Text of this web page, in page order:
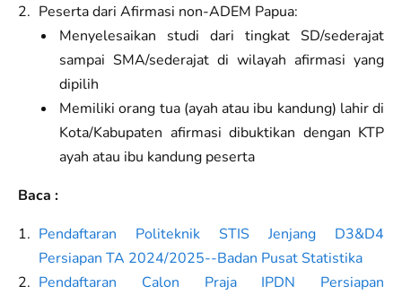
Peserta dari Afirmasi non-ADEM Papua:
Menyelesaikan studi dari tingkat SD/sederajat
sampai SMA/sederajat di wilayah afirmasi yang
dipilih
Memiliki orang tua (ayah atau ibu kandung) lahir di
Kota/Kabupaten afirmasi dibuktikan dengan KTP
ayah atau ibu kandung peserta
Baca :
Pendaftaran Politeknik STIS Jenjang D3&D4
Persiapan TA 2024/2025--Badan Pusat Statistika
Pendaftaran Calon Praja IPDN Persiapan